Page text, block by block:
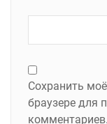
Сохранить
браузере для
комментариев.